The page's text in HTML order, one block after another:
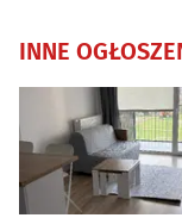
INNE